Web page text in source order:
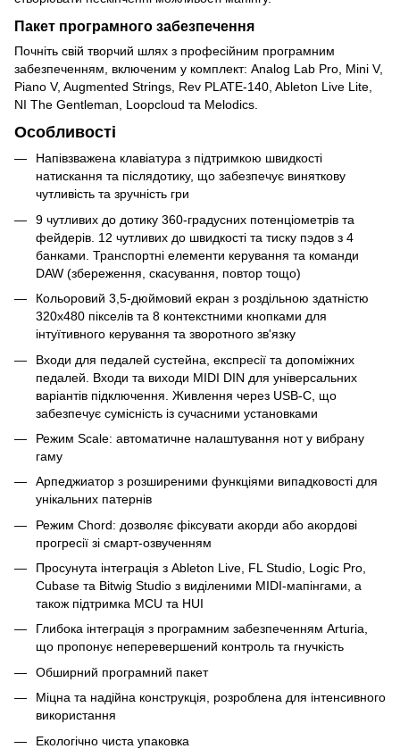
Пакет програмного забезпечення
Почніть свій творчий шлях з професійним програмним
забезпеченням, включеним у комплект: Analog Lab Pro, Mini V,
Piano V, Augmented Strings, Rev PLATE-140, Ableton Live Lite,
NI The Gentleman, Loopcloud та Melodics.
Особливості
Напівзважена клавіатура з підтримкою швидкості
натискання та післядотику, що забезпечує виняткову
чутливість та зручність гри
9 чутливих до дотику 360-градусних потенціометрів та
фейдерів. 12 чутливих до швидкості та тиску пэдов з 4
банками. Транспортні елементи керування та команди
DAW (збереження, скасування, повтор тощо)
Кольоровий 3,5-дюймовий екран з роздільною здатністю
320x480 пікселів та 8 контекстними кнопками для
інтуїтивного керування та зворотного зв'язку
Входи для педалей сустейна, експресії та допоміжних
педалей. Входи та виходи MIDI DIN для універсальних
варіантів підключення. Живлення через USB-C, що
забезпечує сумісність із сучасними установками
Режим Scale: автоматичне налаштування нот у вибрану
гаму
Арпеджиатор з розширеними функціями випадковості для
унікальних патернів
Режим Chord: дозволяє фіксувати акорди або акордові
прогресії зі смарт-озвученням
Просунута інтеграція з Ableton Live, FL Studio, Logic Pro,
Cubase та Bitwig Studio з виділеними MIDI-мапінгами, а
також підтримка MCU та HUI
Глибока інтеграція з програмним забезпеченням Arturia,
що пропонує неперевершений контроль та гнучкість
Обширний програмний пакет
Міцна та надійна конструкція, розроблена для інтенсивного
використання
Екологічно чиста упаковка